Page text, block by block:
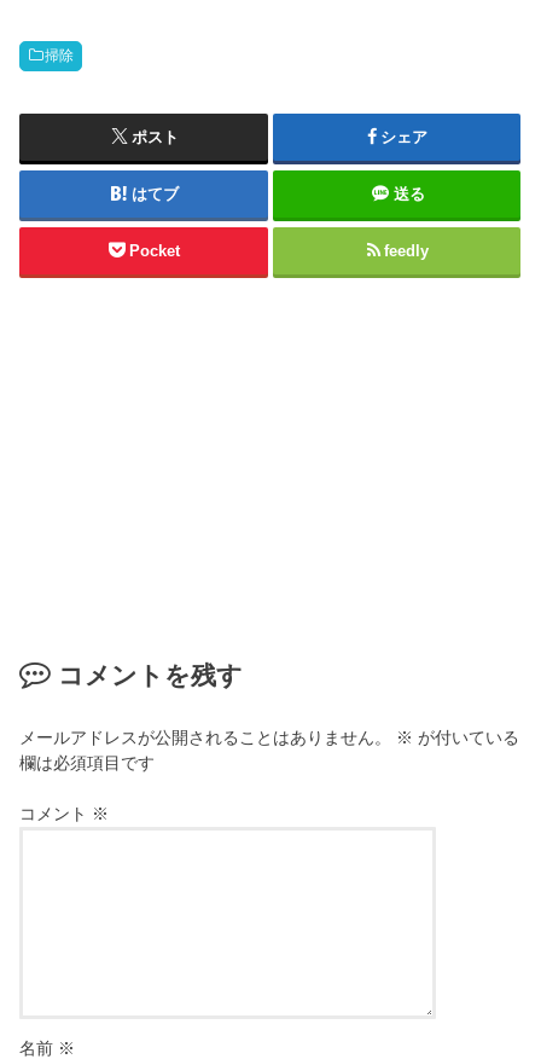
掃除
ポスト シェア
はてブ 送る
Pocket feedly
コメントを残す
メールアドレスが公開されることはありません。 ※ が付いている
欄は必須項目です
コメント ※
名前 ※